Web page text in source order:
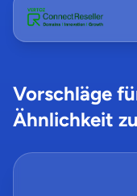
Vorschläge
Ähnlichkeit